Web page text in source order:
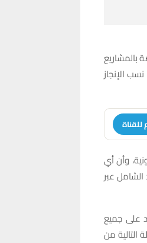
بالمشاريع
الإنجاز
للقناة
وأن أي
عبر
على جميع
من